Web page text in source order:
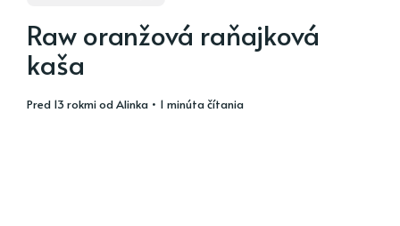
Raw oranžová raňajková
kaša
pred 13 rokmiodAlinka • 1 minúta čítania